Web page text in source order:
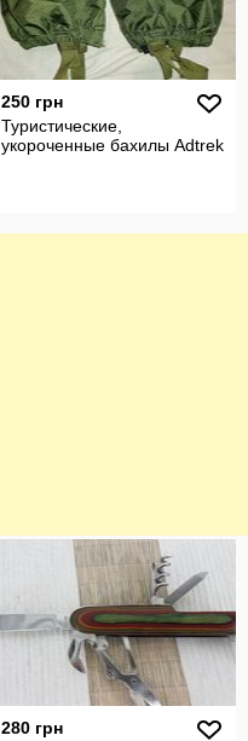
250 грн
Туристические,
укороченные бахилы Adtrek
280 грн